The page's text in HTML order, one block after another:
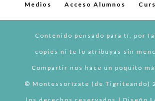
Medios Acceso Alumnos
Contenido pensado para tí, por
copies ni te lo atribuyas sin
Compartir nos hace un poquito
© Montessorízate (de Tigriteando)